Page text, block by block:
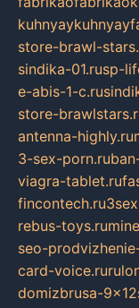
store-brawl-
sindika-01.rusp-
e-abis-1-c.ru
store-
antenna-highly.ru
3-sex-porn.ru
viagra-tablet.ru
fincontech.ru
rebus-toys.ru
seo-
card-voice.ru
domizbrusa-